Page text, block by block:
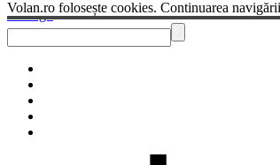
Sendigo
Volan.ro folosește cookies. Continuarea